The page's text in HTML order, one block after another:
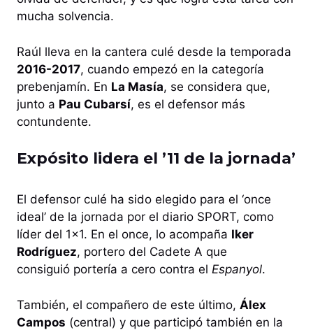
mucha solvencia.
Raúl lleva en la cantera culé desde la temporada
2016-2017, cuando empezó en la categoría
prebenjamín. En La Masía, se considera que,
junto a Pau Cubarsí, es el defensor más
contundente.
Expósito lidera el ’11 de la jornada’
El defensor culé ha sido elegido para el ‘once
ideal’ de la jornada por el diario SPORT, como
líder del 1×1. En el once, lo acompaña Iker
Rodríguez, portero del Cadete A que
consiguió portería a cero contra el Espanyol.
También, el compañero de este último, Álex
Campos (central) y que participó también en la